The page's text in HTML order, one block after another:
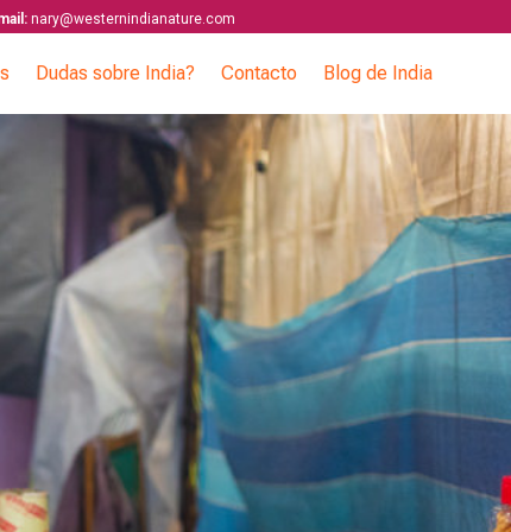
nary@westernindianature.com
Dudas sobre India? Contacto Blog de India